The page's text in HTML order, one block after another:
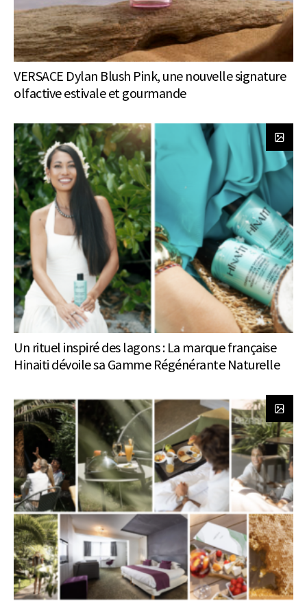
VERSACE Dylan Blush Pink, une nouvelle signature
olfactive estivale et gourmande
Un rituel inspiré des lagons : La marque française
Hinaiti dévoile sa Gamme Régénérante Naturelle